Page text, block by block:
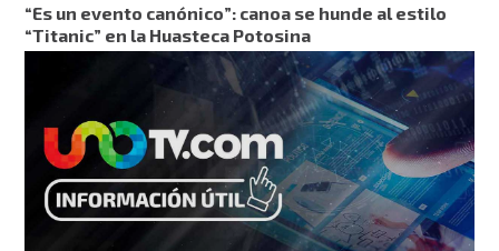
“Es un evento canónico”: canoa se hunde al estilo
“Titanic” en la Huasteca Potosina